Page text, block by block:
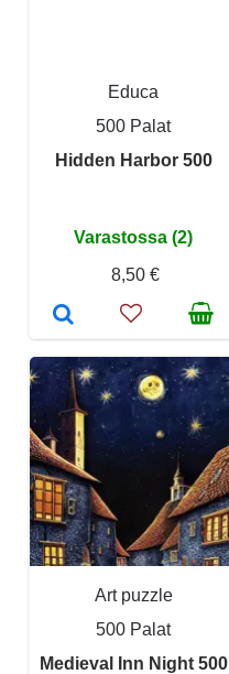
Educa
500 Palat
Hidden Harbor 500
Varastossa (2)
8,50 €
Art puzzle
500 Palat
Medieval Inn Night 500